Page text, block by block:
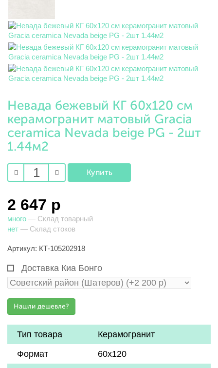
Невада бежевый КГ 60х120 см
керамогранит матовый Gracia
ceramica Nevada beige PG - 2шт
1.44м2
2 647 р
много — Склад товарный
нет — Склад стоков
Артикул: КТ-105202918
Доставка Киа Бонго
Тип товара
Керамогранит
Формат
60х120